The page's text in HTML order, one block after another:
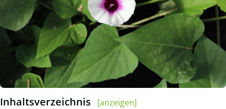
Inhaltsverzeichnis
[anzeigen]